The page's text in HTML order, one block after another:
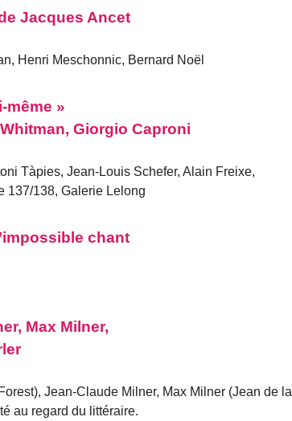
Jacques Ancet
Henri Meschonnic, Bernard Noël
même »
Giorgio Caproni
Tàpies, Jean-Louis Schefer, Alain Freixe,
137/138, Galerie Lelong
chant
Max Milner,
Jean-Claude Milner, Max Milner (Jean de la
au regard du littéraire.